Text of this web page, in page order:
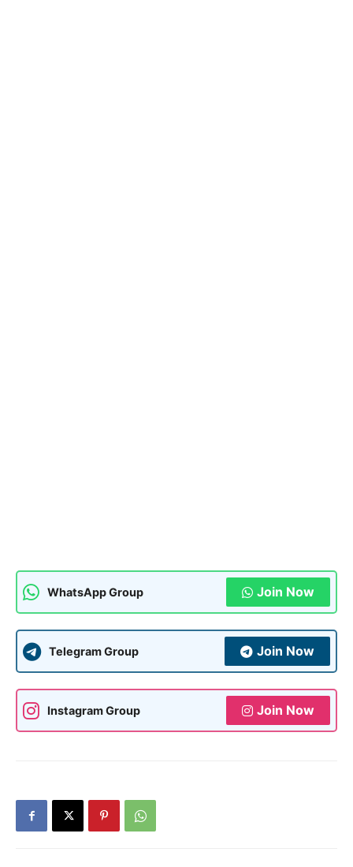
WhatsApp Group Join Now
Telegram Group Join Now
Instagram Group Join Now